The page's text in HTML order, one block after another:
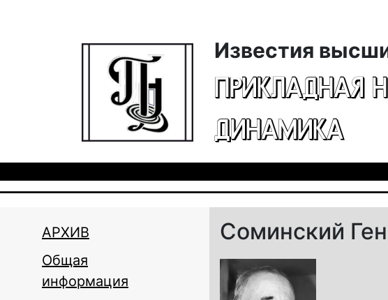
Известия
ПРИКЛАДНАЯ
ДИНАМИКА
АРХИВ
Общая
информация
Соминский